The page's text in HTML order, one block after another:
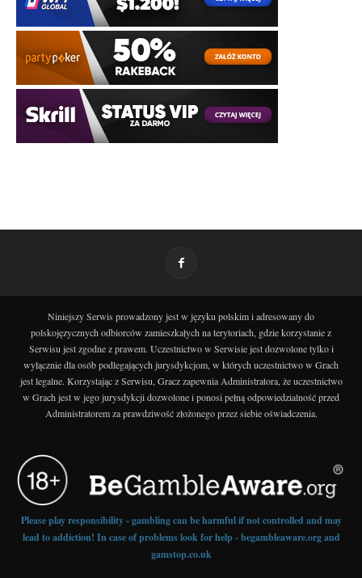
Niniejszy Serwis prowadzony jest w języku polskim i adresowany do
polskojęzycznych odbiorców zamieszkałych na terytoriach, gdzie korzystanie z
Serwisu jest zgodne z prawem. Uczestnictwo w Serwisie jest dozwolone tylko i
wyłącznie dla osób podlegających jurysdykcjom, w których uczestnictwo w Grach
jest legalne. Korzystając z Serwisu, Gracz zapewnia Administratora, że uczestnictwo
w Grach jest w jego jurysdykcji dozwolone i ponosi pełną odpowiedzialność przed
Administratorem za prawdziwość złożonego przez siebie oświadczenia.
Please play responsibility - gambling can be harmful if not controlled and may
lead to addiction! In case of problems look for help - begambleaware.org and
gamstop.co.uk